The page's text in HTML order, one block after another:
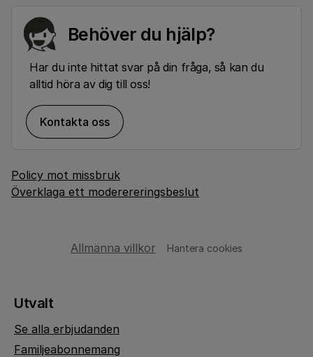
Behöver du hjälp?
Har du inte hittat svar på din fråga, så kan du
alltid höra av dig till oss!
Kontakta oss
Policy mot missbruk
Överklaga ett moderereringsbeslut
Allmänna villkor Hantera cookies
Utvalt
Se alla erbjudanden
Familjeabonnemang